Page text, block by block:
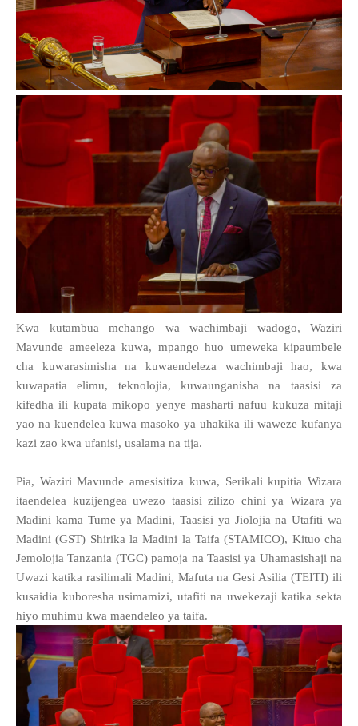
Kwa kutambua mchango wa wachimbaji wadogo, Waziri
Mavunde ameeleza kuwa, mpango huo umeweka kipaumbele
cha kuwarasimisha na kuwaendeleza wachimbaji hao, kwa
kuwapatia elimu, teknolojia, kuwaunganisha na taasisi za
kifedha ili kupata mikopo yenye masharti nafuu kukuza mitaji
yao na kuendelea kuwa masoko ya uhakika ili waweze kufanya
kazi zao kwa ufanisi, usalama na tija.
Pia, Waziri Mavunde amesisitiza kuwa, Serikali kupitia Wizara
itaendelea kuzijengea uwezo taasisi zilizo chini ya Wizara ya
Madini kama Tume ya Madini, Taasisi ya Jiolojia na Utafiti wa
Madini (GST) Shirika la Madini la Taifa (STAMICO), Kituo cha
Jemolojia Tanzania (TGC) pamoja na Taasisi ya Uhamasishaji na
Uwazi katika rasilimali Madini, Mafuta na Gesi Asilia (TEITI) ili
kusaidia kuboresha usimamizi, utafiti na uwekezaji katika sekta
hiyo muhimu kwa maendeleo ya taifa.